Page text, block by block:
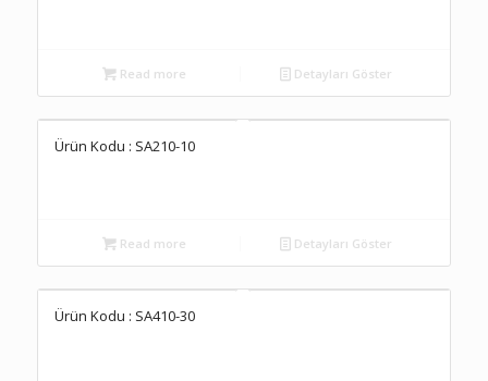
Read more Detayları Göster
Ürün Kodu : SA210-10
Read more Detayları Göster
Ürün Kodu : SA410-30